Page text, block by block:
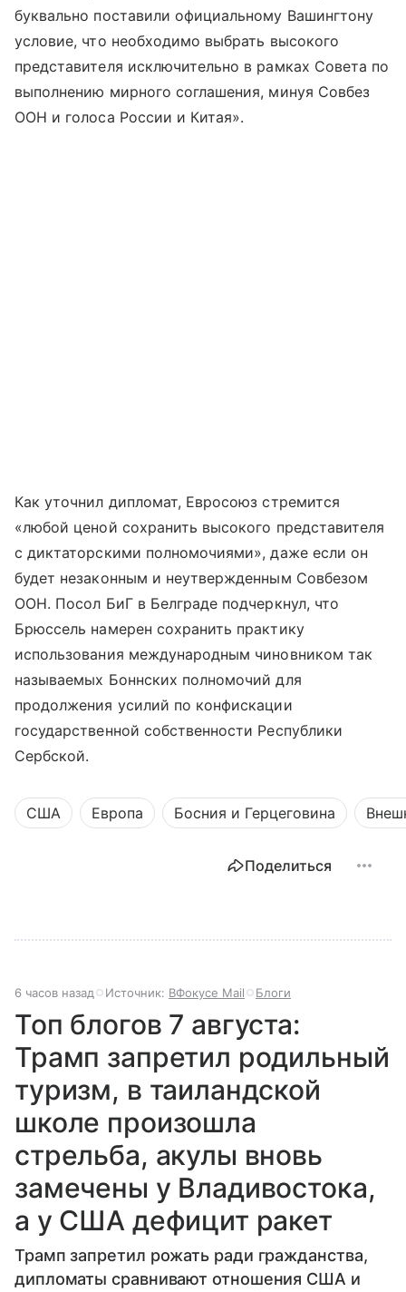
буквально поставили официальному Вашингтону
условие, что необходимо выбрать высокого
представителя исключительно в рамках Совета по
выполнению мирного соглашения, минуя Совбез
ООН и голоса России и Китая».
Как уточнил дипломат, Евросоюз стремится
«любой ценой сохранить высокого представителя
с диктаторскими полномочиями», даже если он
будет незаконным и неутвержденным Совбезом
ООН. Посол БиГ в Белграде подчеркнул, что
Брюссель намерен сохранить практику
использования международным чиновником так
называемых Боннских полномочий для
продолжения усилий по конфискации
государственной собственности Республики
Сербской.
США Европа Босния и Герцеговина
Поделиться
6 часов назад Источник: ВФокусе Mail Блоги
Топ блогов 7 августа:
Трамп запретил родильный
туризм, в таиландской
школе произошла
стрельба, акулы вновь
замечены у Владивостока,
а у США дефицит ракет
Трамп запретил рожать ради гражданства,
дипломаты сравнивают отношения США и